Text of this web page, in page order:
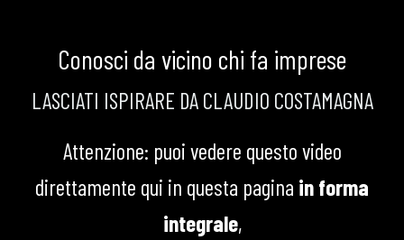
Conosci da vicino chi fa imprese
LASCIATI ISPIRARE DA CLAUDIO COSTAMAGNA
Attenzione: puoi vedere questo video
direttamente qui in questa pagina in forma
integrale,